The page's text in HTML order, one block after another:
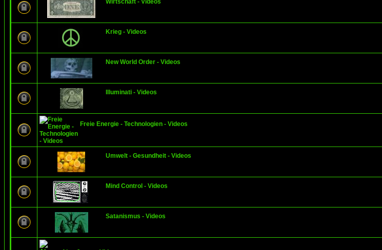
Wirtschaft - Videos
Krieg - Videos
New World Order - Videos
Illuminati - Videos
Freie Energie - Technologien - Videos
Umwelt - Gesundheit - Videos
Mind Control - Videos
Satanismus - Videos